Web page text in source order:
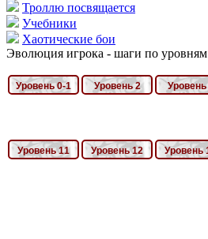
Троллю посвящается
Учебники
Хаотические бои
Эволюция игрока - шаги по уровням